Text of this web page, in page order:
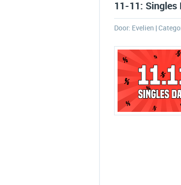
11-11: Singles
Door: Evelien |